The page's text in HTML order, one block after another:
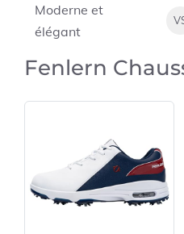
Moderne et
élégant
Fenlern